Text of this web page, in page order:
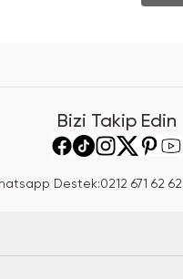
Bizi Takip Edin
Destek:0212 671 62 62